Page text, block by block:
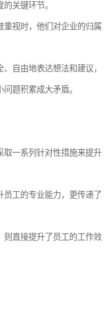
关键环节。
重视时，他们对企业的归属
自由地表达想法和建议，
题积累成大矛盾。
取一系列针对性措施来提升
员工的专业能力，更传递了
则直接提升了员工的工作效